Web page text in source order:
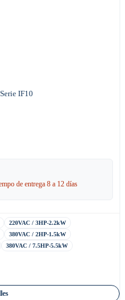
IF10
de entrega 8 a 12 días
220VAC / 3HP-2.2kW
380VAC / 2HP-1.5kW
380VAC / 7.5HP-5.5kW